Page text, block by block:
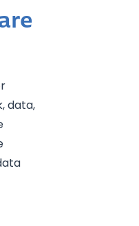
data,